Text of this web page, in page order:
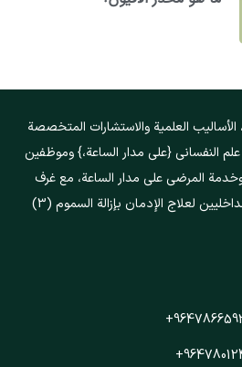
الأساليب العلمية والاستشارات المتخصصة
النفسانی {على مدار الساعة،} وموظفين
المرضى على مدار الساعة، مع غرف
خاصة بها 30 سريرًا للمرضى الداخليين لعلاج الإدمان بإزالة السموم (3)